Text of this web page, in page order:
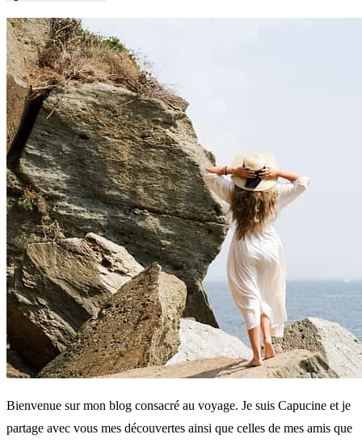
Bienvenue sur mon blog consacré au voyage. Je suis Capucine et je
partage avec vous mes découvertes ainsi que celles de mes amis que